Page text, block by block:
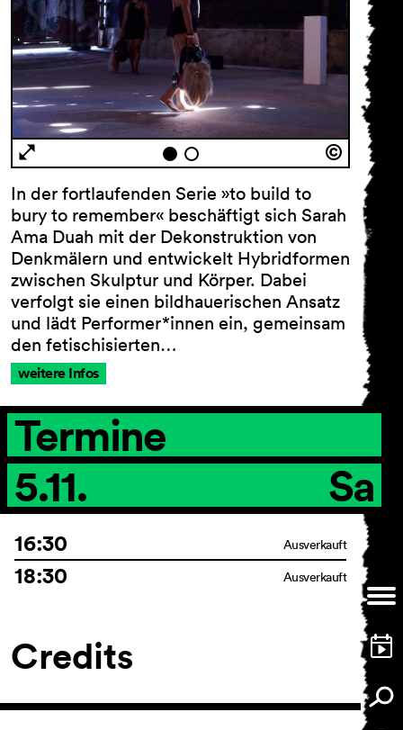
AGB
Impressum
Barrierefreiheitserklärung
In der fortlaufenden Serie »to build to
bury to remember« beschäftigt sich Sarah
Ama Duah mit der Dekonstruktion von
Denkmälern und entwickelt Hybridformen
zwischen Skulptur und Körper. Dabei
verfolgt sie einen bildhauerischen Ansatz
und lädt Performer*innen ein, gemeinsam
den fetischisierten…
weitere Infos
Termine
5.11.
Sa
16:30 Ausverkauft
18:30 Ausverkauft
Credits